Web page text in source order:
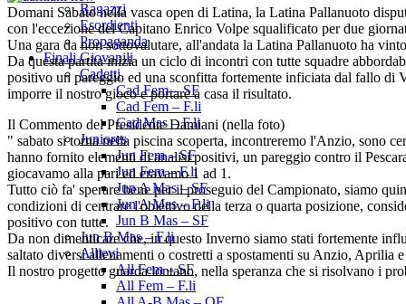
Ragazzi
Esordienti
Propaganda
Finali Giovanili
Cadetti
Cad Fem – SF
Cad Fem – F.li
Cad Mas – F.li
Juniores
Jun Fem – SF
Jun Fem – F.li
Jun A Mas – SF
Jun A Mas – F.li
Jun B Mas – SF
Jun B Mas – F.li
Allievi
All Fem – SF
All Fem – F.li
Domani Sabato nella vasca open di Latina, la Latina Pallanuoto
con l'eccezione del Capitano Enrico Volpe squalificato per due
Una gara da non sottovalutare, all'andata la Latina Pallanuoto ha
Da questa partita inizia un ciclo di incontri con tutte squadre
positivo un pareggio ed una sconfitta fortemente inficiata dal fallo di
imporre il nostro gioco e portare a casa il risultato.
Il Commento del Presidente Damiani (nella foto)
" sabato si torna nella piscina scoperta, incontreremo l'Anzio, sono
hanno fornito elementi di analisi positivi, un pareggio contro il
giocavamo alla pari ed eravamo 1 ad 1.
Tutto ciò fa' sperare bene per il proseguio del Campionato, siamo
condizioni di centrare l'obiettivo della terza o quarta posizione,
positivo con tutte.
Da non dimenticare che, in questo Inverno siamo stati fortemente
saltato diversi allenamenti o costretti a spostamenti su Anzio, Aprilia
Il nostro progetto guarda lontano, nella speranza che si risolvano i